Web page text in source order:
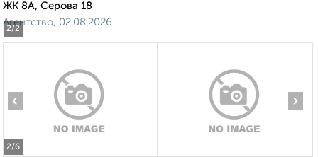
2/2
ЖК 8А, Серова 18
Агентство, 02.08.2026
2/6
‹ ›